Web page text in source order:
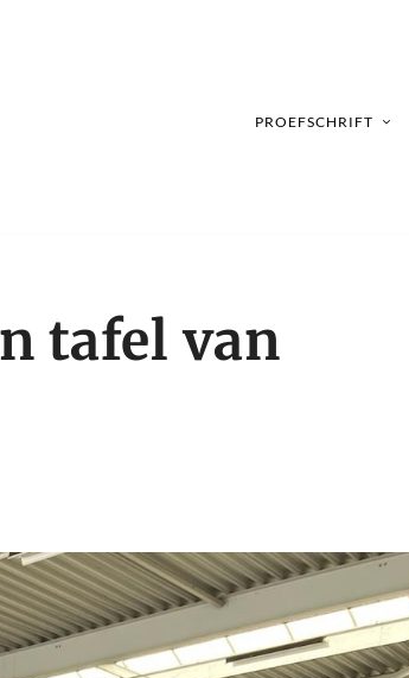
PROEFSCHRIFT
tafel van